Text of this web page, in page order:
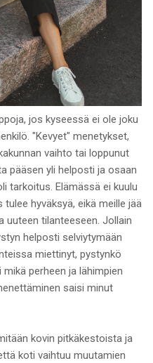
jos kyseessä ei ole joku
"Kevyet" menetykset,
vaihto tai loppunut
pääsen yli helposti ja osaan
tarkoitus. Elämässä ei kuulu
hyväksyä, eikä meille jää
uuteen tilanteeseen. Jollain
helposti selviytymään
miettinyt, pystynkö
perheen ja lähimpien
saisi minut
kovin pitkäkestoista ja
koti vaihtuu muutamien